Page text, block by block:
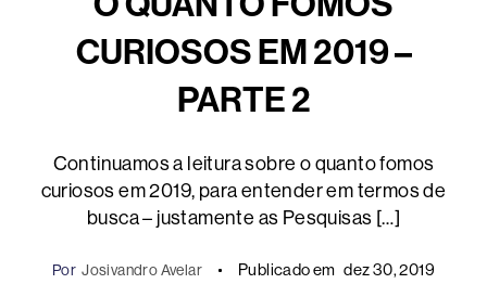
CURIOSOS EM 2019 –
PARTE 2
Continuamos a leitura sobre o quanto fomos
curiosos em 2019, para entender em termos de
busca – justamente as Pesquisas […]
Por Josivandro Avelar Publicado em dez 30, 2019